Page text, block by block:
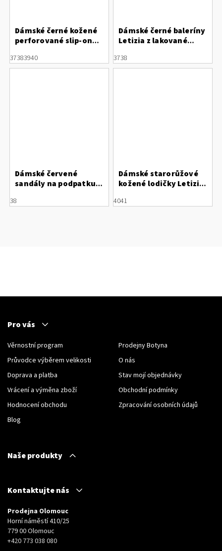
Dámské černé kožené
perforované slip-on
37383940
Dámské černé baleríny
Letizia z lakované
otevřenou patou
3738
Dámské červené
sandály na podpatku
kůže
38
Dámské starorůžové
kožené lodičky Letizia
4041
Pro vás
Věrnostní program
Průvodce výběrem velikosti
Doprava a platba
Vrácení a výměna zboží
Hodnocení obchodu
Blog
Prodejny Botyna
O nás
Stav mojí objednávky
Obchodní podmínky
Zpracování osobních údajů
Naše produkty
Kontaktujte nás
Prodejna Olomouc
Horní náměstí 410/25
779 00 Olomouc
+420 773 038 080